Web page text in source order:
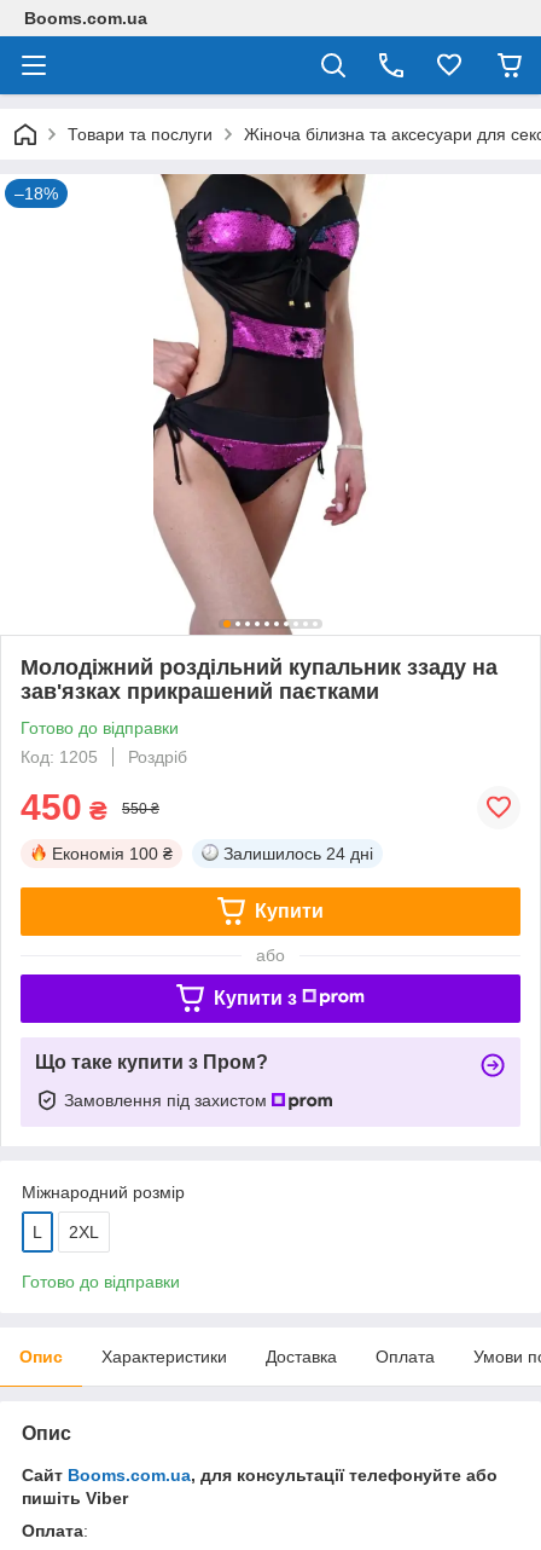
Booms.com.ua
Товари та послуги Жіноча білизна та аксесуари для
–18%
Молодіжний роздільний купальник ззаду на
зав'язках прикрашений паєтками
Готово до відправки
Код: 1205
Роздріб
450 ₴ 550 ₴
Економія 100 ₴ Залишилось 24 дні
Купити
або
Купити з
Що таке купити з Пром?
Замовлення під захистом
Міжнародний розмір
L 2XL
Готово до відправки
Опис Характеристики Доставка Оплата Умови
Опис
Сайт Booms.com.ua, для консультації телефонуйте або
пишіть Viber
Оплата: